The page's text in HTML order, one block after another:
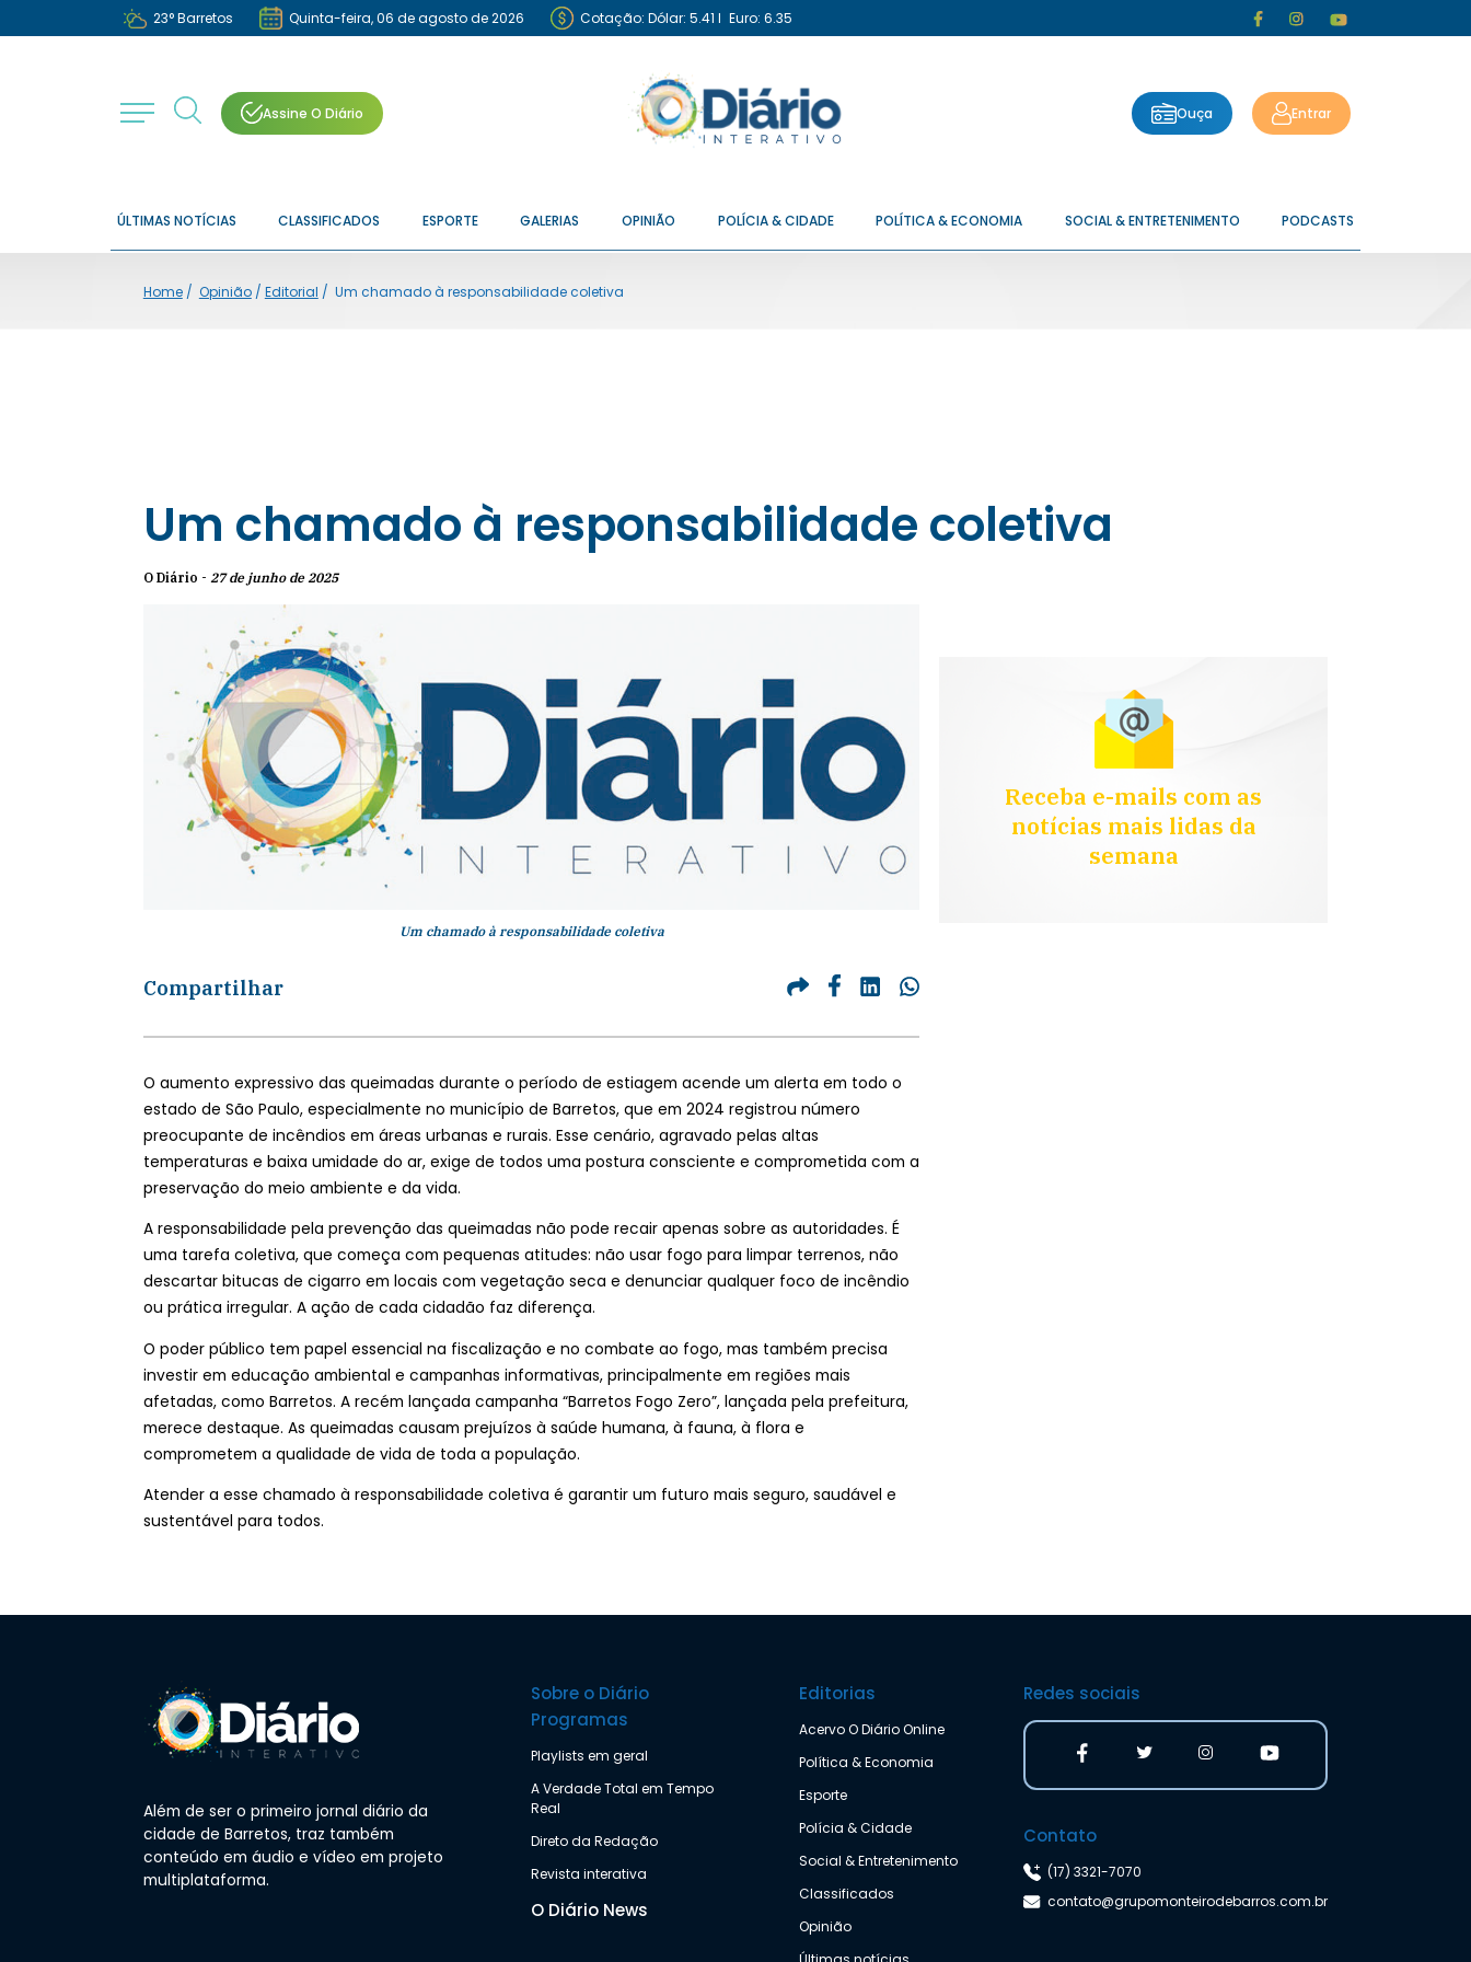
23°Barretos Quinta-feira, 06 de agosto de 2026 Cotação: Dólar: 5.41 I Euro: 6.35
Assine O Diário Ouça Entrar
ÚLTIMAS NOTÍCIAS CLASSIFICADOS ESPORTE GALERIAS OPINIÃO POLÍCIA & CIDADE POLÍTICA & ECONOMIA SOCIAL & ENTRETENIMENTO PODCASTS
Home/ Opinião/ Editorial / Um chamado à responsabilidade coletiva
Um chamado à responsabilidade coletiva
O Diário - 27 de junho de 2025
Um chamado à responsabilidade coletiva
Compartilhar
O aumento expressivo das queimadas durante o período de estiagem acende um alerta em todo o
estado de São Paulo, especialmente no município de Barretos, que em 2024 registrou número
preocupante de incêndios em áreas urbanas e rurais. Esse cenário, agravado pelas altas
temperaturas e baixa umidade do ar, exige de todos uma postura consciente e comprometida com a
preservação do meio ambiente e da vida.
A responsabilidade pela prevenção das queimadas não pode recair apenas sobre as autoridades. É
uma tarefa coletiva, que começa com pequenas atitudes: não usar fogo para limpar terrenos, não
descartar bitucas de cigarro em locais com vegetação seca e denunciar qualquer foco de incêndio
ou prática irregular. A ação de cada cidadão faz diferença.
O poder público tem papel essencial na fiscalização e no combate ao fogo, mas também precisa
investir em educação ambiental e campanhas informativas, principalmente em regiões mais
afetadas, como Barretos. A recém lançada campanha “Barretos Fogo Zero”, lançada pela prefeitura,
merece destaque. As queimadas causam prejuízos à saúde humana, à fauna, à flora e
comprometem a qualidade de vida de toda a população.
Atender a esse chamado à responsabilidade coletiva é garantir um futuro mais seguro, saudável e
sustentável para todos.
Receba e-mails com as
notícias mais lidas da
semana
Além de ser o primeiro jornal diário da
cidade de Barretos, traz também
conteúdo em áudio e vídeo em projeto
multiplataforma.
Sobre o Diário
Programas
Playlists em geral
A Verdade Total em Tempo
Real
Direto da Redação
Revista interativa
O Diário News
Editorias
Acervo O Diário Online
Política & Economia
Esporte
Polícia & Cidade
Social & Entretenimento
Classificados
Opinião
Redes sociais
Contato
(17) 3321-7070
contato@grupomonteirodebarros.com.br